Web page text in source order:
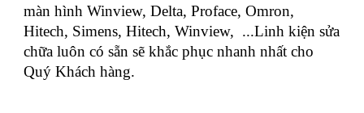
màn hình Winview, Delta, Proface, Omron,
Hitech, Simens, Hitech, Winview, ...Linh kiện sửa
chữa luôn có sẵn sẽ khắc phục nhanh nhất cho
Quý Khách hàng.